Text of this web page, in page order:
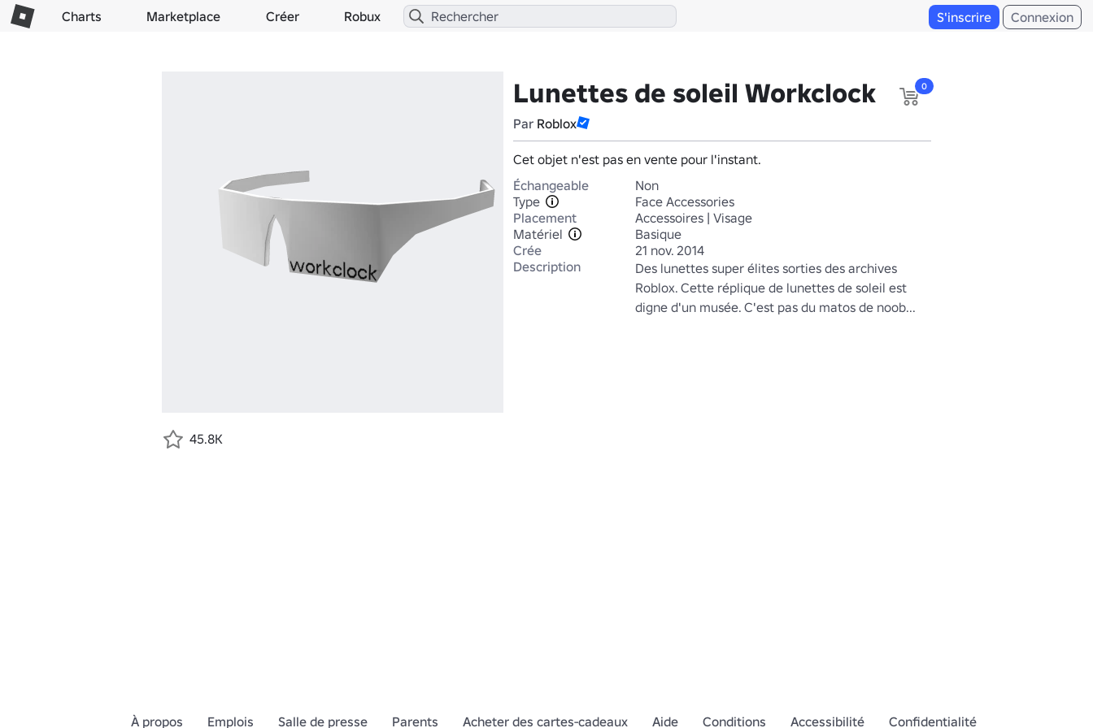
Charts Marketplace Créer Robux S'inscrire Connexion
Lunettes de soleil Workclock
Par Roblox
0
Cet objet n'est pas en vente pour l'instant.
Échangeable
Non
Type
Face Accessories
Placement
Accessoires | Visage
Matériel
Basique
Crée
21 nov. 2014
Description
Des lunettes super élites sorties des archives
Roblox. Cette réplique de lunettes de soleil est
digne d'un musée. C'est pas du matos de noob...
45.8K
À propos Emplois Salle de presse Parents Acheter des cartes-cadeaux Aide Conditions Accessibilité Confidentialité